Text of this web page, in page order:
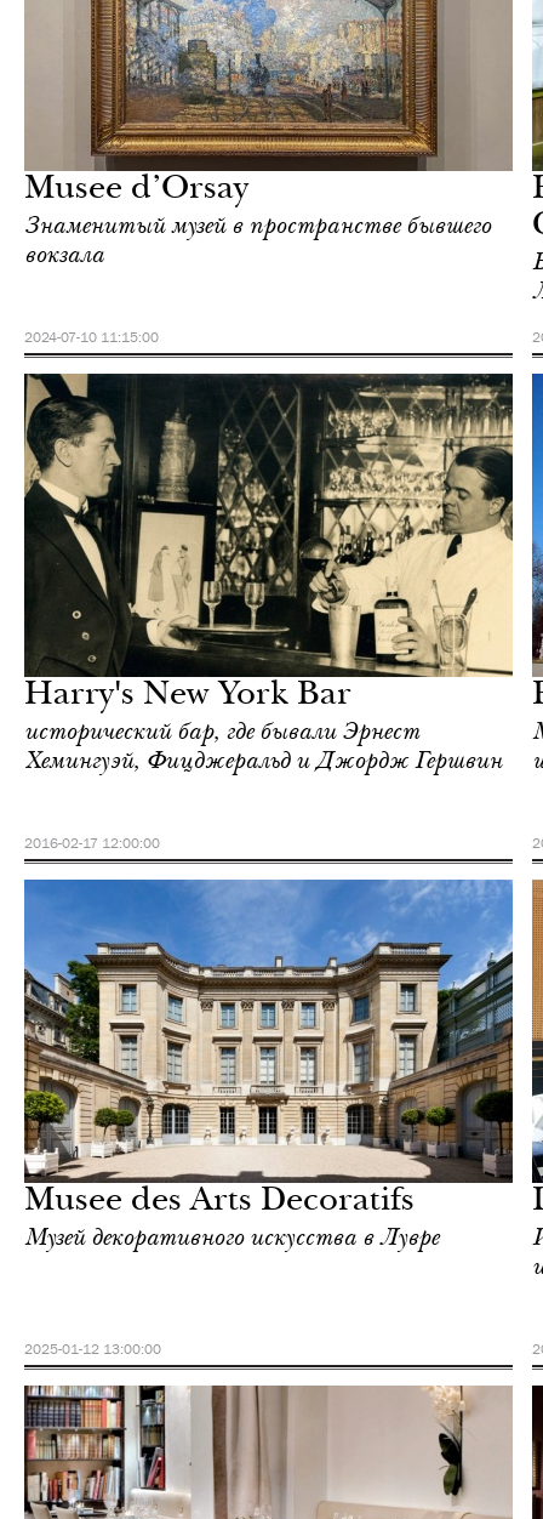
Musee d’Orsay
Знаменитый музей в пространстве бывшего
вокзала
2024-07-10 11:15:00
Harry's New York Bar
исторический бар, где бывали Эрнест
Хемингуэй, Фицджеральд и Джордж Гершвин
2016-02-17 12:00:00
Musee des Arts Decoratifs
Музей декоративного искусства в Лувре
2025-01-12 13:00:00